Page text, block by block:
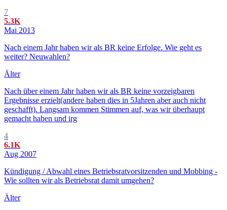
7
5.3K
Mai 2013
Nach einem Jahr haben wir als BR keine Erfolge. Wie geht es
weiter? Neuwahlen?
Älter
Nach über einem Jahr haben wir als BR keine vorzeigbaren
Ergebnisse erzielt(andere haben dies in 5Jahren aber auch nicht
geschafft). Langsam kommen Stimmen auf, was wir überhaupt
gemacht haben und irg
4
6.1K
Aug 2007
Kündigung / Abwahl eines Betriebsratvorsitzenden und Mobbing -
Wie sollten wir als Betriebsrat damit umgehen?
Älter